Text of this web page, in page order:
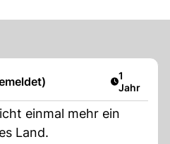
Artikel
1
Jahr
einmal mehr ein
Land.